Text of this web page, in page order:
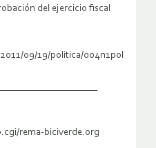
del ejercicio fiscal
09/19/politica/004n1pol
rema-biciverde.org